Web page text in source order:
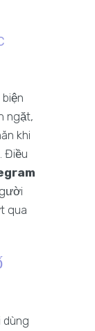
ngặt,
khi
Điều
qua
dùng